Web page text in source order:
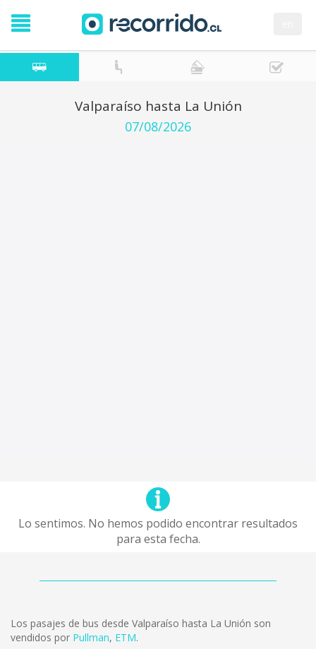
Valparaíso hasta La Unión
07/08/2026
Lo sentimos. No hemos podido encontrar resultados
para esta fecha.
Los pasajes de bus desde Valparaíso hasta La Unión son
vendidos por Pullman, ETM.